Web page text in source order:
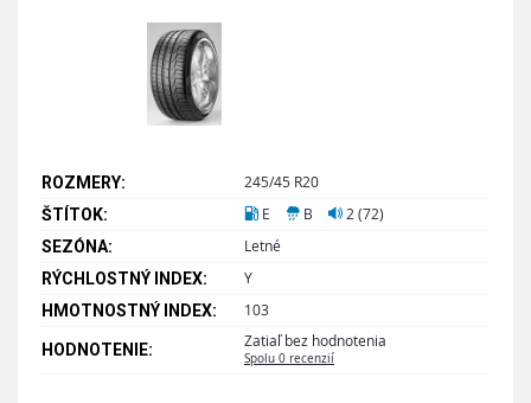
ROZMERY: 245/45 R20
ŠTÍTOK: E B 2 (72)
SEZÓNA: Letné
RÝCHLOSTNÝ INDEX: Y
HMOTNOSTNÝ INDEX: 103
HODNOTENIE: Zatiaľ bez hodnotenia
Spolu 0 recenzií